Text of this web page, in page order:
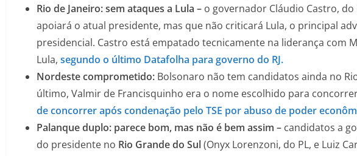
Rio de Janeiro: sem ataques a Lula – o governador Cláudio Castro,
apoiará o atual presidente, mas que não criticará Lula, o principal
presidencial. Castro está empatado tecnicamente na liderança com
Lula, segundo o último Datafolha para governo do RJ.
Nordeste comprometido: Bolsonaro não tem candidatos ainda no
último, Valmir de Francisquinho era o nome escolhido para
de concorrer após condenação pelo TSE por abuso de poder
Palanque duplo: parece bom, mas não é bem assim – candidatos a
do presidente no Rio Grande do Sul(Onyx Lorenzoni, do PL, e Luiz